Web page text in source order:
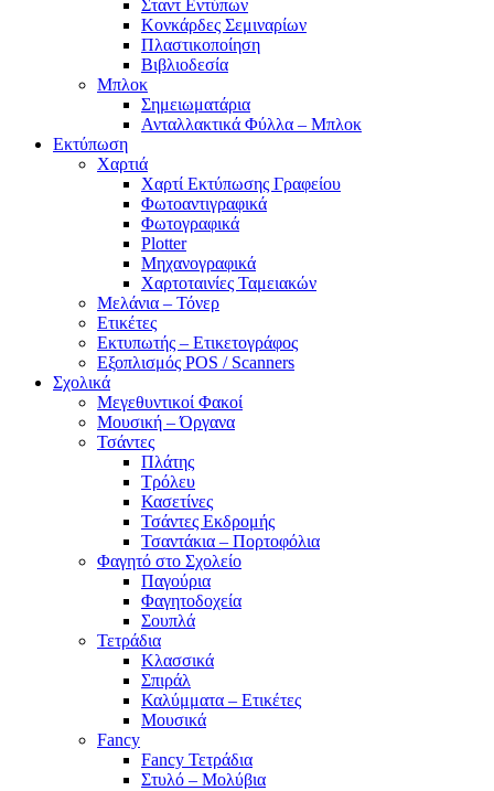
Σταντ Εντύπων
Κονκάρδες Σεμιναρίων
Πλαστικοποίηση
Βιβλιοδεσία
Μπλοκ
Σημειωματάρια
Ανταλλακτικά Φύλλα – Μπλοκ
Εκτύπωση
Χαρτιά
Χαρτί Εκτύπωσης Γραφείου
Φωτοαντιγραφικά
Φωτογραφικά
Plotter
Μηχανογραφικά
Χαρτοταινίες Ταμειακών
Μελάνια – Τόνερ
Ετικέτες
Εκτυπωτής – Ετικετογράφος
Εξοπλισμός POS / Scanners
Σχολικά
Μεγεθυντικοί Φακοί
Μουσική – Όργανα
Τσάντες
Πλάτης
Τρόλευ
Κασετίνες
Τσάντες Εκδρομής
Τσαντάκια – Πορτοφόλια
Φαγητό στο Σχολείο
Παγούρια
Φαγητοδοχεία
Σουπλά
Τετράδια
Κλασσικά
Σπιράλ
Καλύμματα – Ετικέτες
Μουσικά
Fancy
Fancy Τετράδια
Στυλό – Μολύβια